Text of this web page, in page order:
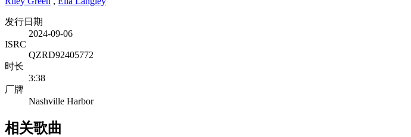
发行日期
2024-09-06
ISRC
QZRD92405772
时长
3:38
厂牌
Nashville Harbor
相关歌曲